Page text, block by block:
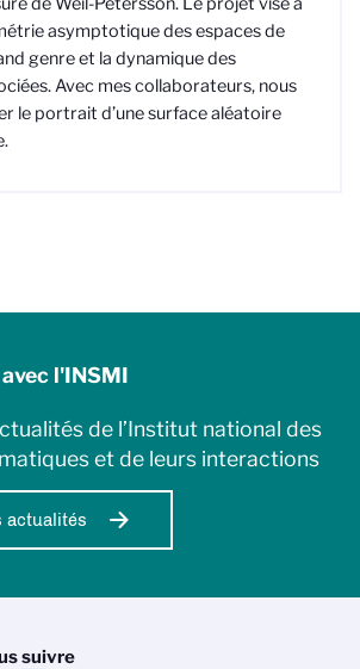
asymptotique des espaces de
genre et la dynamique des
Avec mes collaborateurs, nous
le portrait d’une surface aléatoire
l'INSMI
de l’Institut national des
et de leurs interactions
actualités
suivre